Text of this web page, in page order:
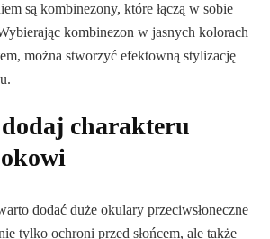
są kombinezony, które łączą w sobie
kombinezon w jasnych kolorach
można stworzyć efektowną stylizację
charakteru
dodać duże okulary przeciwsłoneczne
tylko ochroni przed słońcem, ale także